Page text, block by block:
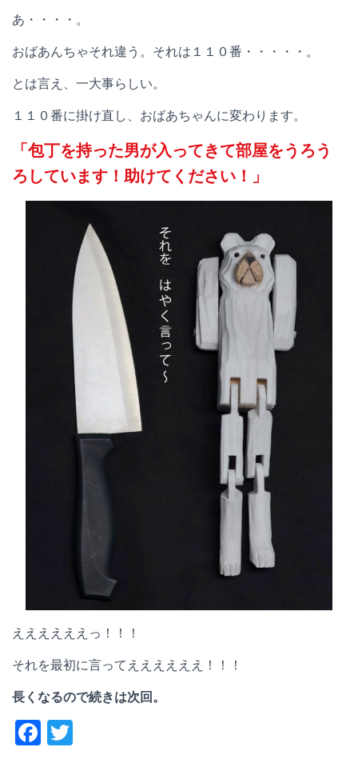
あ・・・・。
おばあんちゃそれ違う。それは１１０番・・・・・。
とは言え、一大事らしい。
１１０番に掛け直し、おばあちゃんに変わります。
「包丁を持った男が入ってきて部屋をうろう
ろしています！助けてください！」
ええええええっ！！！
それを最初に言ってええええええ！！！
長くなるので続きは次回。
F